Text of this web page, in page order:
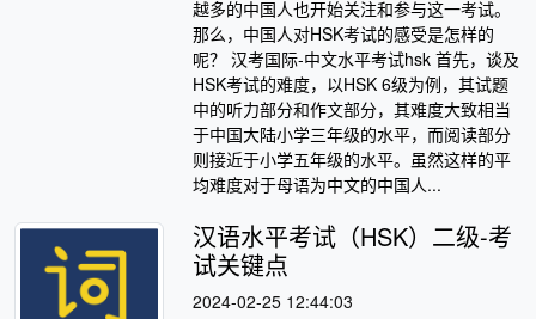
越多的中国人也开始关注和参与这一考试。
那么，中国人对HSK考试的感受是怎样的
呢？ 汉考国际-中文水平考试hsk 首先，谈及
HSK考试的难度，以HSK 6级为例，其试题
中的听力部分和作文部分，其难度大致相当
于中国大陆小学三年级的水平，而阅读部分
则接近于小学五年级的水平。虽然这样的平
均难度对于母语为中文的中国人...
汉语水平考试（HSK）二级-考
试关键点
2024-02-25 12:44:03